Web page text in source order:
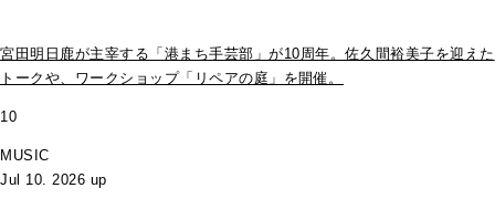
宮田明日鹿が主宰する「港まち手芸部」が10周年。佐久間裕美子を迎えた
トークや、ワークショップ「リペアの庭」を開催。
10
MUSIC
Jul 10. 2026 up